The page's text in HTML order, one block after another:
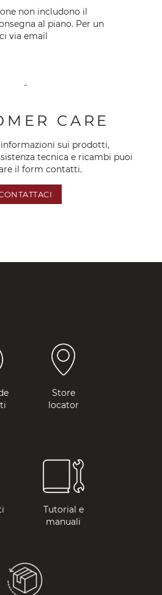
non includono il
al piano. Per un
via email
-
CARE
sui prodotti,
tecnica e ricambi puoi
il form contatti.
Store
locator
Tutorial e
manuali